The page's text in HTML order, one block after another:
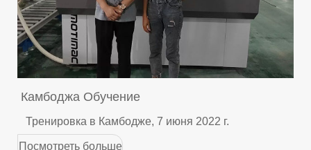
Камбоджа Обучение
Тренировка в Камбодже, 7 июня 2022 г.
Посмотреть больше